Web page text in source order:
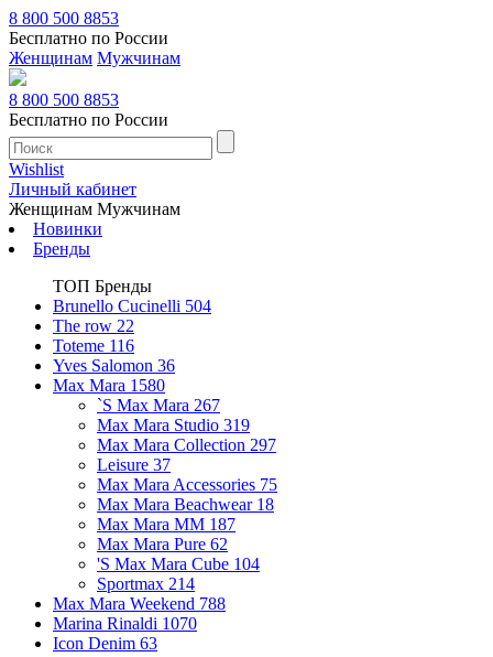
8 800 500 8853
Бесплатно по России
Женщинам Мужчинам
8 800 500 8853
Бесплатно по России
Wishlist
Личный кабинет
Женщинам Мужчинам
Новинки
Бренды
ТОП Бренды
Brunello Cucinelli 504
The row 22
Toteme 116
Yves Salomon 36
Max Mara 1580
`S Max Mara 267
Max Mara Studio 319
Max Mara Collection 297
Leisure 37
Max Mara Accessories 75
Max Mara Beachwear 18
Max Mara MM 187
Max Mara Pure 62
'S Max Mara Cube 104
Sportmax 214
Max Mara Weekend 788
Marina Rinaldi 1070
Icon Denim 63